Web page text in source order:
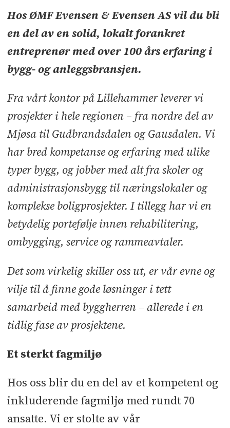
Hos ØMF Evensen & Evensen AS vil du bli
en del av en solid, lokalt forankret
entreprenør med over 100 års erfaring i
bygg- og anleggsbransjen.
Fra vårt kontor på Lillehammer leverer vi
prosjekter i hele regionen – fra nordre del av
Mjøsa til Gudbrandsdalen og Gausdalen. Vi
har bred kompetanse og erfaring med ulike
typer bygg, og jobber med alt fra skoler og
administrasjonsbygg til næringslokaler og
komplekse boligprosjekter. I tillegg har vi en
betydelig portefølje innen rehabilitering,
ombygging, service og rammeavtaler.
Det som virkelig skiller oss ut, er vår evne og
vilje til å finne gode løsninger i tett
samarbeid med byggherren – allerede i en
tidlig fase av prosjektene.
Et sterkt fagmiljø
Hos oss blir du en del av et kompetent og
inkluderende fagmiljø med rundt 70
ansatte. Vi er stolte av vår